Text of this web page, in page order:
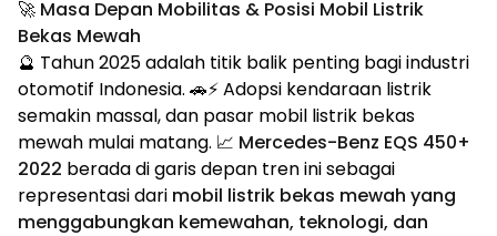
🚀 Masa Depan Mobilitas & Posisi Mobil Listrik
Bekas Mewah
🔮 Tahun 2025 adalah titik balik penting bagi industri
otomotif Indonesia. 🚗⚡ Adopsi kendaraan listrik
semakin massal, dan pasar mobil listrik bekas
mewah mulai matang. 📈 Mercedes-Benz EQS 450+
2022 berada di garis depan tren ini sebagai
representasi dari mobil listrik bekas mewah yang
menggabungkan kemewahan, teknologi, dan